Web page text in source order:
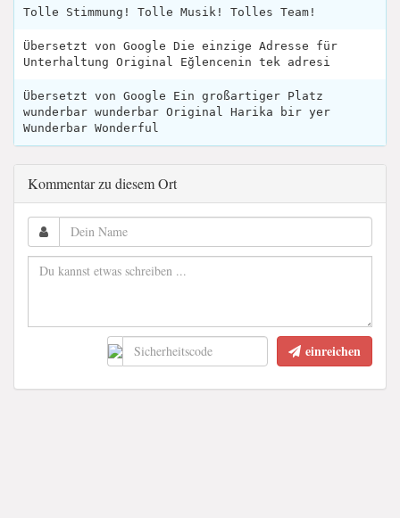
Tolle Stimmung! Tolle Musik! Tolles Team!
Übersetzt von Google Die einzige Adresse für
Unterhaltung Original Eğlencenin tek adresi
Übersetzt von Google Ein großartiger Platz
wunderbar wunderbar Original Harika bir yer
Wunderbar Wonderful
Kommentar zu diesem Ort
einreichen